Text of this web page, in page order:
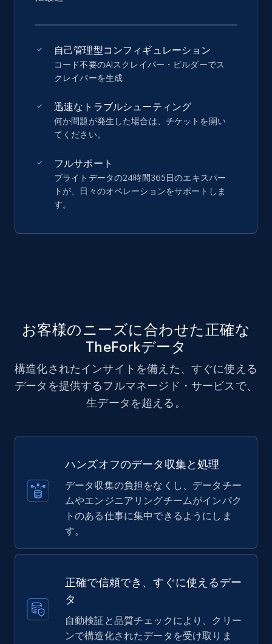
自己管理型コンフィギュレーション
コード不要のAIスクレイパー・ビルダーでス
クレイパーを生成
迅速なトラブルシューティング
何か問題が発生した場合は、チケットを開い
てください。
フルサポート
ブライトデータの24時間365日のエキスパー
トが、日々のオペレーションをサポートしま
す。
お客様のニーズに合わせた正確な
TheForkデータ
構造化されたインサイトを備えた、すぐに使える
データを提供するフルマネージド・サービスで、
生データを超える。
ハンズオフのデータ収集と処理
データ収集の負担をなくし、データチー
ムやエンジニアリングチームがインパク
トのある仕事に集中できるようにしま
す。
正確で信頼でき、すぐに使えるデー
タ
自動検証と品質チェックにより、クリー
ンで構造化されたデータを受け取りま